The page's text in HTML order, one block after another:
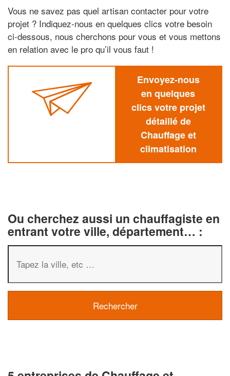
Vous ne savez pas quel artisan contacter pour votre
projet ? Indiquez-nous en quelques clics votre besoin
ci-dessous, nous cherchons pour vous et vous mettons
en relation avec le pro qu’il vous faut !
Envoyez-nous
en quelques
clics votre projet
détaillé de
Chauffage et
climatisation
Ou cherchez aussi un chauffagiste en
entrant votre ville, département… :